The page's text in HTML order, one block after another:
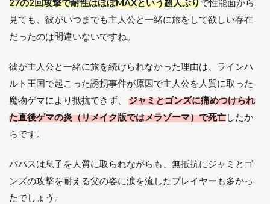
27の2回攻撃で耐性はほぼMAXという超人ぶりで性能面から
見ても、彼がいつまでも主人公と一緒に旅をして欲しい存在
だったのは間違いないですね。
彼が主人公と一緒に旅を続けられなかった理由は、ラインハ
ルト王国で起こった誘拐事件が原因で主人公を人質に取った
魔物ゲマにより抵抗できず、
ジャミとゴンズに痛めつけられ
た直後ゲマの炎（リメイク版ではメラゾーマ）で死亡したか
らです。
パパスは息子を人質に取られながらも、無抵抗にジャミとゴ
ンズの攻撃を耐える父の姿に涙を流したプレイヤーも多かっ
たでしょう。